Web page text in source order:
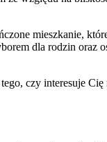
mieszkanie,
dla rodzin oraz
czy interesuje